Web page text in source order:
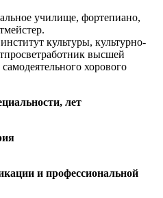
училище, фортепиано,
культуры, культурно-
высшей
хорового
лет
и профессиональной